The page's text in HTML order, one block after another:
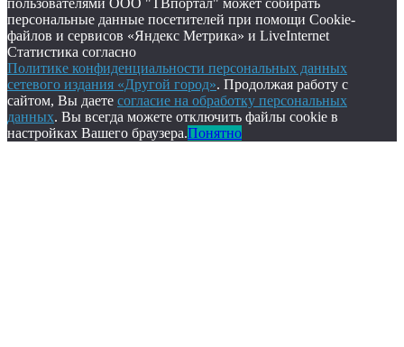
персональные данные посетителей при помощи Cookie-
файлов и сервисов «Яндекс Метрика» и LiveInternet
Статистика согласно
Политике конфиденциальности персональных данных
сетевого издания «Другой город». Продолжая работу с
сайтом, Вы даете согласие на обработку персональных
данных. Вы всегда можете отключить файлы cookie в
настройках Вашего браузера.Понятно